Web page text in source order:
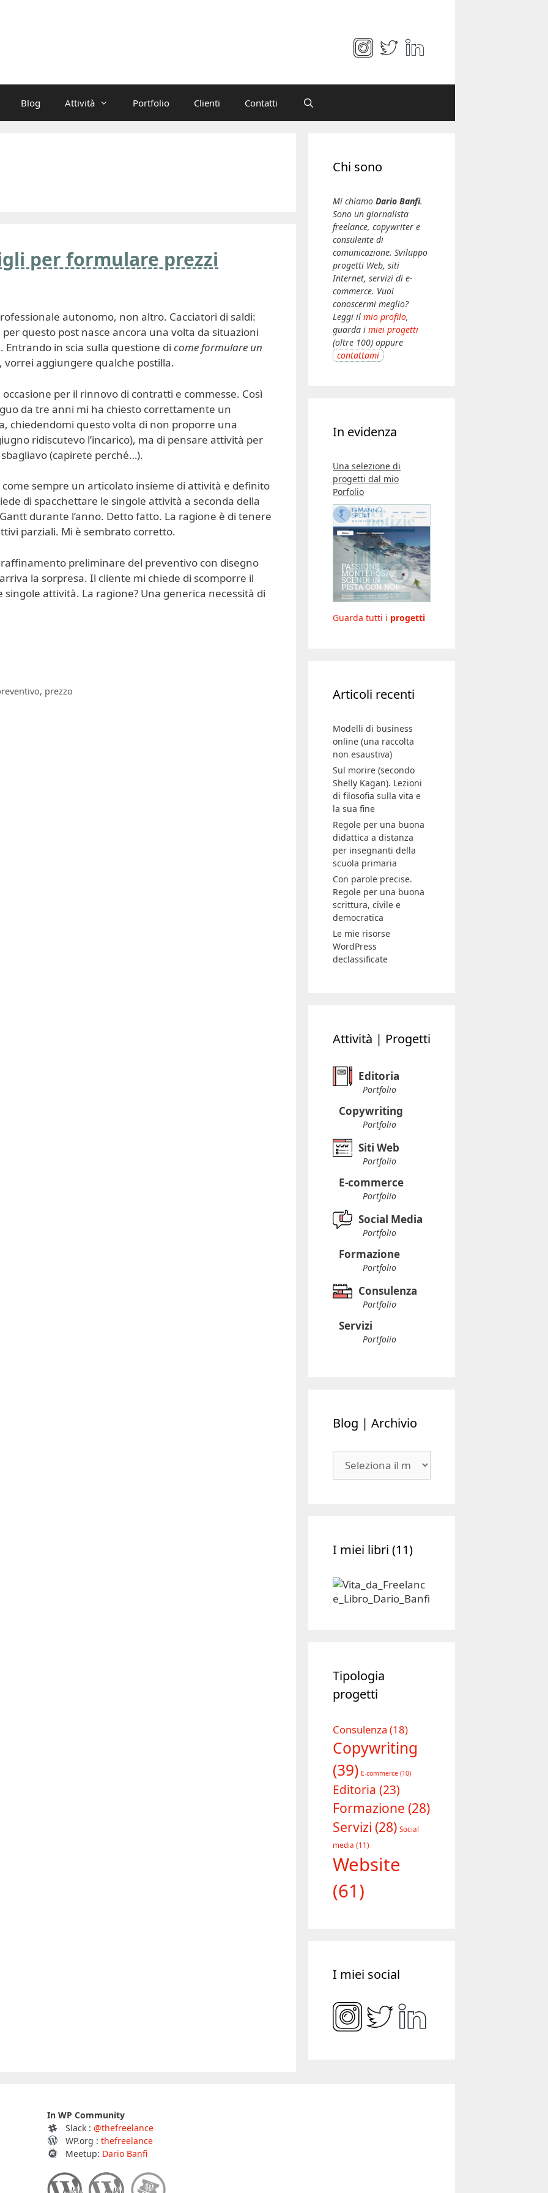
Blog Attività Portfolio Clienti Contatti
per formulare prezzi
autonomo, non altro. Cacciatori di saldi:
per questo post nasce ancora una volta da situazioni
in scia sulla questione di come formulare un
, vorrei aggiungere qualche postilla.
per il rinnovo di contratti e commesse. Così
da tre anni mi ha chiesto correttamente un
chiedendomi questo volta di non proporre una
ridiscutevo l’incarico), ma di pensare attività per
(capirete perché…).
sempre un articolato insieme di attività e definito
di spacchettare le singole attività a seconda della
durante l’anno. Detto fatto. La ragione è di tenere
parziali. Mi è sembrato corretto.
preliminare del preventivo con disegno
la sorpresa. Il cliente mi chiede di scomporre il
attività. La ragione? Una generica necessità di
, prezzo
Chi sono
Mi chiamo Dario Banfi.
Sono un giornalista
freelance, copywriter e
consulente di
comunicazione. Sviluppo
progetti Web, siti
Internet, servizi di e-
commerce. Vuoi
conoscermi meglio?
Leggi il mio profilo,
guarda i miei progetti
(oltre 100) oppure
contattami
In evidenza
Una selezione di
progetti dal mio
Porfolio
Guarda tutti i progetti
Articoli recenti
Modelli di business
online (una raccolta
non esaustiva)
Sul morire (secondo
Shelly Kagan). Lezioni
di filosofia sulla vita e
la sua fine
Regole per una buona
didattica a distanza
per insegnanti della
scuola primaria
Con parole precise.
Regole per una buona
scrittura, civile e
democratica
Le mie risorse
WordPress
declassificate
Attività | Progetti
Editoria
Portfolio
Copywriting
Portfolio
Siti Web
Portfolio
E-commerce
Portfolio
Social Media
Portfolio
Formazione
Portfolio
Consulenza
Portfolio
Servizi
Portfolio
Blog | Archivio
I miei libri (11)
Tipologia
progetti
Consulenza (18)
Copywriting
(39) E-commerce (10)
Editoria (23)
Formazione (28)
Servizi (28) Social
media (11)
Website
(61)
I miei social
In WP Community
Slack :@thefreelance
WP.org :thefreelance
Meetup: Dario Banfi